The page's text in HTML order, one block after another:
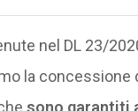
nel DL 23/
la concessione
sono garantiti